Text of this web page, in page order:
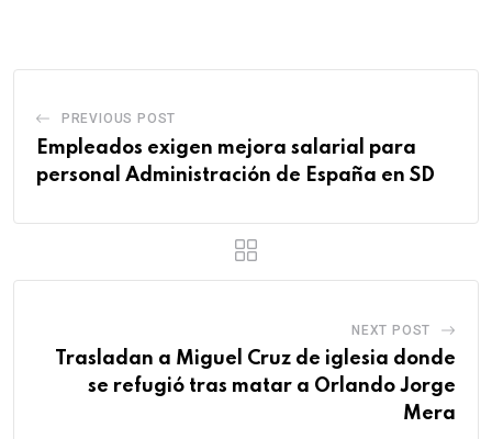
PREVIOUS POST
Empleados exigen mejora salarial para
personal Administración de España en SD
NEXT POST
Trasladan a Miguel Cruz de iglesia donde
se refugió tras matar a Orlando Jorge
Mera